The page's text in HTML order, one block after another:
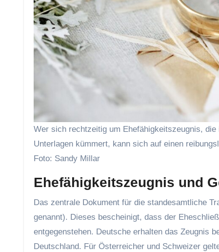
Wer sich rechtzeitig um Ehefähigkeitszeugnis,
Unterlagen kümmert, kann sich auf einen
Foto: Sandy Millar
Ehefähigkeitszeugnis und
Das zentrale Dokument für die standesamtliche
genannt). Dieses bescheinigt, dass der
entgegenstehen. Deutsche erhalten das Zeugnis
Deutschland. Für Österreicher und Schweizer